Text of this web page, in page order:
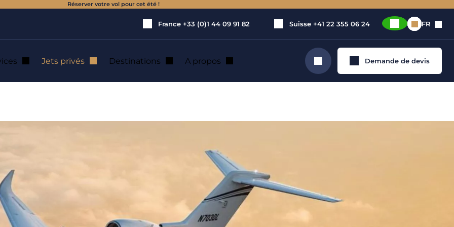
Réserver votre vol pour cet été !
France +33 (0)1 44 09 91 82 Suisse +41 22 355 06 24 FR
Jets privés Destinations A propos Rechercher Demande de devis